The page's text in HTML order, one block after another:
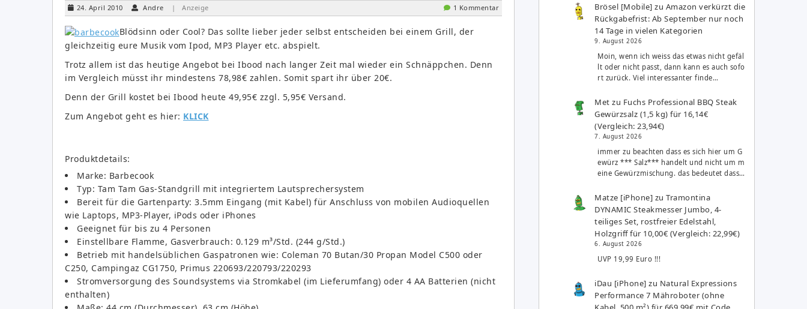
24. April 2010 Andre | Anzeige 1 Kommentar
Blödsinn oder Cool? Das sollte lieber jeder selbst entscheiden bei einem Grill, der
gleichzeitig eure Musik vom Ipod, MP3 Player etc. abspielt.
Trotz allem ist das heutige Angebot bei Ibood nach langer Zeit mal wieder ein Schnäppchen. Denn
im Vergleich müsst ihr mindestens 78,98€ zahlen. Somit spart ihr über 20€.
Denn der Grill kostet bei Ibood heute 49,95€ zzgl. 5,95€ Versand.
Zum Angebot geht es hier: KLICK
Produktdetails:
Marke: Barbecook
Typ: Tam Tam Gas-Standgrill mit integriertem Lautsprechersystem
Bereit für die Gartenparty: 3.5mm Eingang (mit Kabel) für Anschluss von mobilen Audioquellen
wie Laptops, MP3-Player, iPods oder iPhones
Geeignet für bis zu 4 Personen
Einstellbare Flamme, Gasverbrauch: 0.129 m³/Std. (244 g/Std.)
Betrieb mit handelsüblichen Gaspatronen wie: Coleman 70 Butan/30 Propan Model C500 oder
C250, Campingaz CG1750, Primus 220693/220793/220293
Stromversorgung des Soundsystems via Stromkabel (im Lieferumfang) oder 4 AA Batterien (nicht
enthalten)
Brösel [Mobile] zu Amazon verkürzt die
Rückgabefrist: Ab September nur noch
14 Tage in vielen Kategorien
9. August 2026
Moin, wenn ich weiss das etwas nicht gefäl
lt oder nicht passt, dann kann es auch sofo
rt zurück. Viel interessanter finde…
Met zu Fuchs Professional BBQ Steak
Gewürzsalz (1,5 kg) für 16,14€
(Vergleich: 23,94€)
7. August 2026
immer zu beachten dass es sich hier um G
ewürz *** Salz*** handelt und nicht um m
eine Gewürzmischung. das bedeutet dass…
Matze [iPhone] zuTramontina
DYNAMIC Steakmesser Jumbo, 4-
teiliges Set, rostfreier Edelstahl,
Holzgriff für 10,00€ (Vergleich: 22,99€)
6. August 2026
UVP 19,99 Euro !!!
iDau [iPhone] zu Natural Expressions
Performance 7 Mähroboter (ohne